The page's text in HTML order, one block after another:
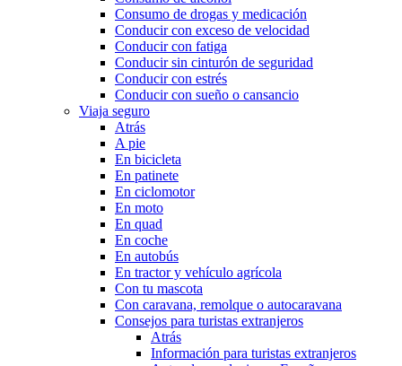
Consumo de drogas y medicación
Conducir con exceso de velocidad
Conducir con fatiga
Conducir sin cinturón de seguridad
Conducir con estrés
Conducir con sueño o cansancio
Viaja seguro
Atrás
A pie
En bicicleta
En patinete
En ciclomotor
En moto
En quad
En coche
En autobús
En tractor y vehículo agrícola
Con tu mascota
Con caravana, remolque o autocaravana
Consejos para turistas extranjeros
Atrás
Información para turistas extranjeros